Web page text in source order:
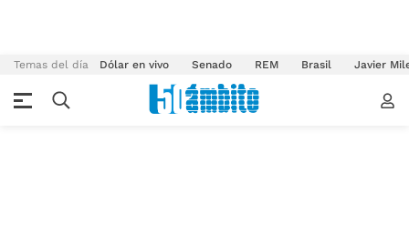
Temas del día Dólar en vivo Senado REM Brasil Javier